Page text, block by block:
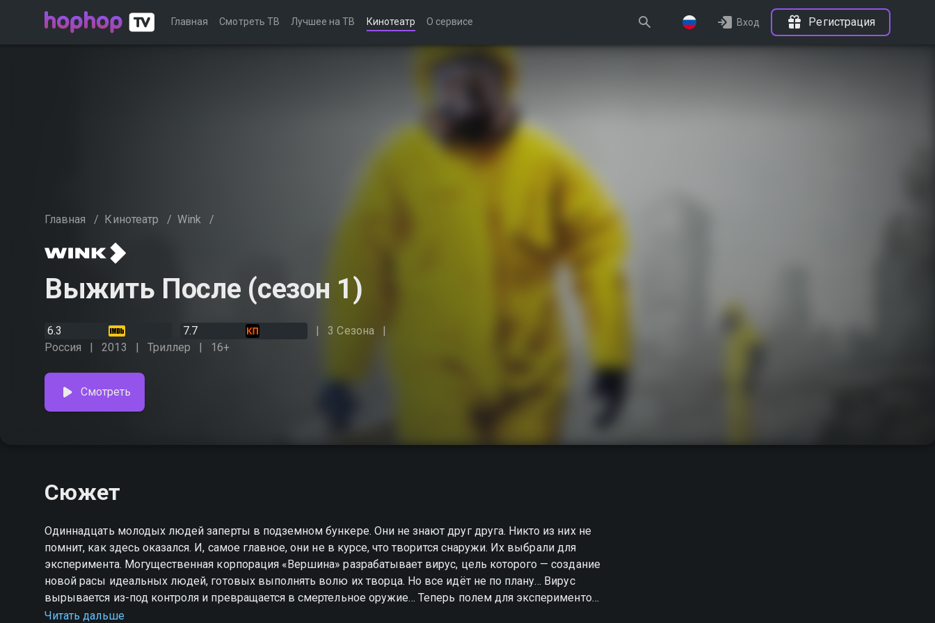
Главная Смотреть ТВ Лучшее на ТВ Кинотеатр О сервисе Вход Регистрация
Главная / Кинотеатр / Wink /
Выжить После (сезон 1)
6.3 7.7
3 Сезона
Россия
2013 Триллер 16+
Смотреть
Сюжет
Одиннадцать молодых людей заперты в подземном бункере. Они не знают друг друга. Никто из них не
помнит, как здесь оказался. И, самое главное, они не в курсе, что творится снаружи. Их выбрали для
эксперимента. Могущественная корпорация «Вершина» разрабатывает вирус, цель которого — создание
новой расы идеальных людей, готовых выполнять волю их творца. Но все идёт не по плану… Вирус
вырывается из-под контроля и превращается в смертельное оружие… Теперь полем для экспериментов
становится вся Москва! В считанные часы погибают десятки тысяч людей. В городе объявлена
Читать дальше